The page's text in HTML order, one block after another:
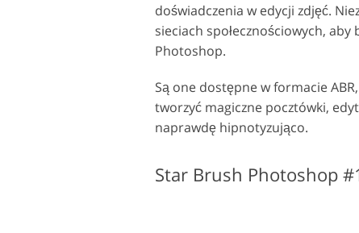
Usługi edycji zdjęć
ślubnych
Usługi retuszu produktów
doświadczenia w edycji zdjęć.
sieciach społecznościowych,
Photoshop.
Są one dostępne w formacie
tworzyć magiczne pocztówki,
naprawdę hipnotyzująco.
Star Brush Photoshop